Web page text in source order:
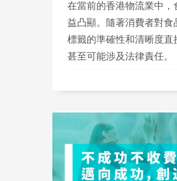
在當前的香港物流業中，
益凸顯。隨著消費者對食
標籤的準確性和清晰度直
甚至可能涉及法律責任。